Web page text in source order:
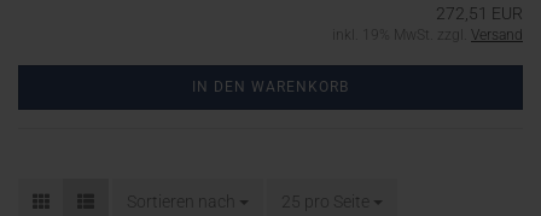
272,51 EUR
inkl. 19% MwSt. zzgl. Versand
IN DEN WARENKORB
Sortieren nach 25 pro Seite